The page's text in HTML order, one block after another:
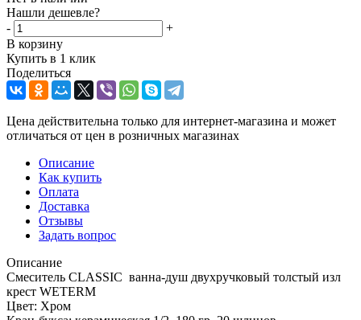
Нашли дешевле?
-
+
В корзину
Купить в 1 клик
Поделиться
Цена действительна только для интернет-магазина и может
отличаться от цен в розничных магазинах
Описание
Как купить
Оплата
Доставка
Отзывы
Задать вопрос
Описание
Смеситель CLASSIC ванна-душ двухручковый толстый изл
крест WETERM
Цвет: Хром